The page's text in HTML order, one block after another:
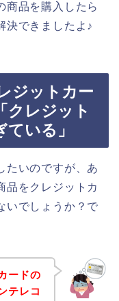
商品を購入したら
決できましたよ♪
ジットカー
クレジット
いる」
たいのですが、あ
品をクレジットカ
いでしょうか？で
ードの
テレコ